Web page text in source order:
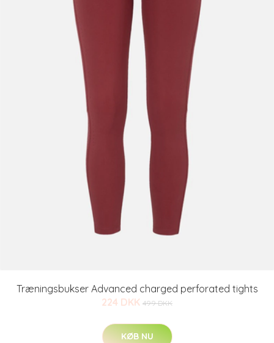
Træningsbukser Advanced charged perforated tights
224 DKK 499 DKK
KØB NU